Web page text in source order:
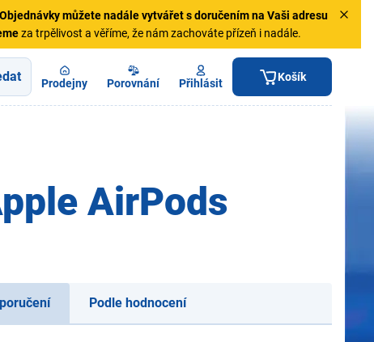
Objednávkymůžete nadále vytvářet s doručením na Vaši adresu
za trpělivost a věříme, že nám zachováte přízeň i nadále.
Prodejny Porovnání Přihlásit Košík
AirPods
Podle hodnocení